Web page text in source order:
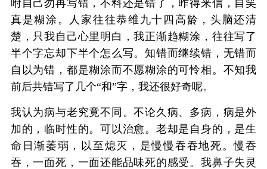
咐自己勿再写错，不料还是错了，昨得来信，自笑
真是糊涂。人家往往恭维九十四高龄，头脑还清
楚，只我自己心里明白，我正渐趋糊涂，往往写了
半个字忘却下半个怎么写。知错而继续错，无错而
自以为错，都是糊涂而不愿糊涂的可怜相。不知我
前后共错写了几个“和”字，我还很好奇呢。
我认为病与老究竟不同。不论久病、多病，病是外
加的，临时性的。可以治愈。老却是自身的，是生
命日渐萎弱，以至熄灭，是慢慢吞吞地死。慢吞
吞，一面死，一面还能品味死的感受。我鼻子失灵